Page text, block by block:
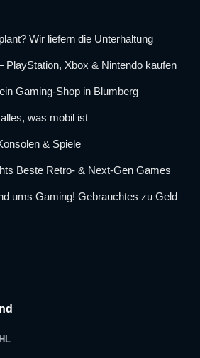
Wir liefern die Unterhaltung
PlayStation, Xbox & Nintendo kaufen
Gaming-Shop in Blumberg
was mobil ist
& Spiele
Beste Retro- & Next-Gen Games
ums Gaming! Gebrauchtes zu Geld